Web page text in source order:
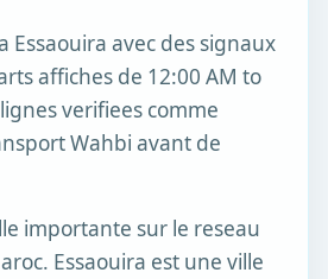
Essaouira avec des signaux
affiches de 12:00 AM to
verifiees comme
Wahbi avant de
importante sur le reseau
Essaouira est une ville